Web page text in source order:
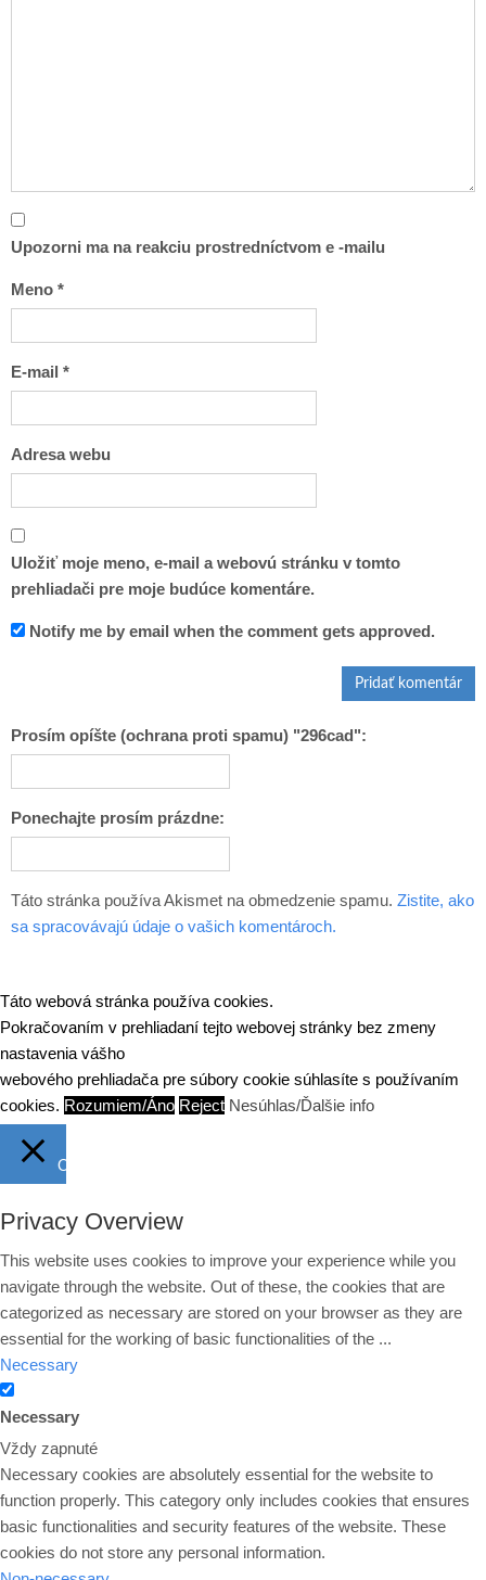
Upozorni ma na reakciu prostredníctvom e -mailu
Meno *
E-mail *
Adresa webu
Uložiť moje meno, e-mail a webovú stránku v tomto
prehliadači pre moje budúce komentáre.
Notify me by email when the comment gets approved.
Prosím opíšte (ochrana proti spamu) "296cad":
Ponechajte prosím prázdne:
Táto stránka používa Akismet na obmedzenie spamu. Zistite, ako
sa spracovávajú údaje o vašich komentároch.
Táto webová stránka používa cookies.
Pokračovaním v prehliadaní tejto webovej stránky bez zmeny
nastavenia vášho
webového prehliadača pre súbory cookie súhlasíte s používaním
cookies. Rozumiem/Áno Reject Nesúhlas/Ďalšie info
Close
Privacy Overview
This website uses cookies to improve your experience while you
navigate through the website. Out of these, the cookies that are
categorized as necessary are stored on your browser as they are
essential for the working of basic functionalities of the ...
Necessary
Necessary
Vždy zapnuté
Necessary cookies are absolutely essential for the website to
function properly. This category only includes cookies that ensures
basic functionalities and security features of the website. These
cookies do not store any personal information.